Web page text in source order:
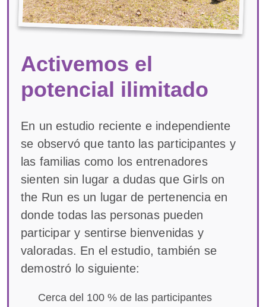
Activemos el
potencial ilimitado
En un estudio reciente e independiente
se observó que tanto las participantes y
las familias como los entrenadores
sienten sin lugar a dudas que Girls on
the Run es un lugar de pertenencia en
donde todas las personas pueden
participar y sentirse bienvenidas y
valoradas. En el estudio, también se
demostró lo siguiente:
Cerca del 100 % de las participantes